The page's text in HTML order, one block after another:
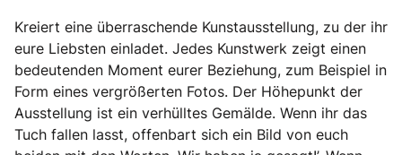
Kreiert eine überraschende Kunstausstellung, zu der ihr
eure Liebsten einladet. Jedes Kunstwerk zeigt einen
bedeutenden Moment eurer Beziehung, zum Beispiel in
Form eines vergrößerten Fotos. Der Höhepunkt der
Ausstellung ist ein verhülltes Gemälde. Wenn ihr das
Tuch fallen lasst, offenbart sich ein Bild von euch